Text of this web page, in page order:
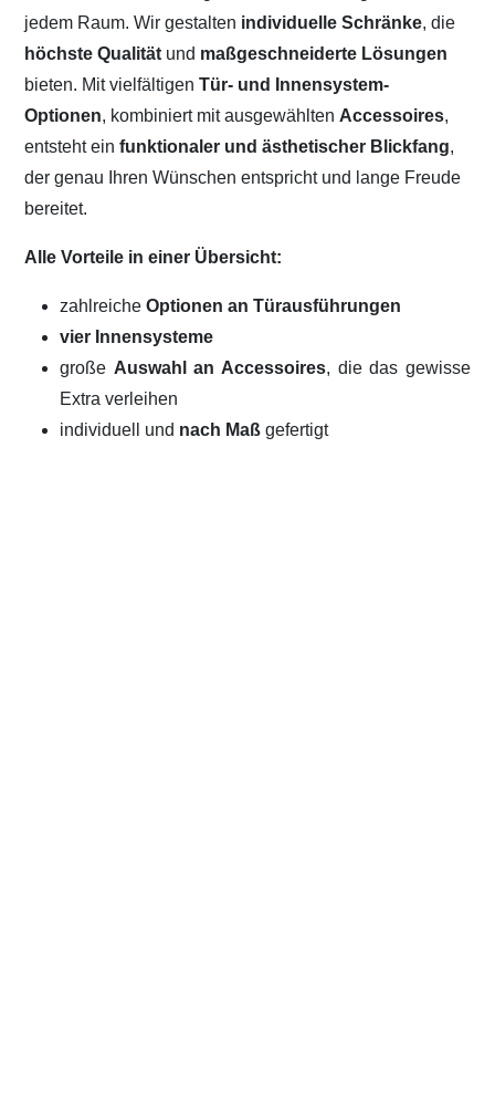
jedem Raum. Wir gestalten individuelle Schränke, die
höchste Qualität und maßgeschneiderte Lösungen
bieten. Mit vielfältigenTür- und Innensystem-
Optionen, kombiniert mit ausgewählten Accessoires,
entsteht einfunktionaler und ästhetischer Blickfang,
der genau Ihren Wünschen entspricht und lange Freude
bereitet.
Alle Vorteile in einer Übersicht:
zahlreicheOptionen an Türausführungen
vier Innensysteme
große Auswahl an Accessoires, die das gewisse
Extra verleihen
individuell und nach Maßgefertigt